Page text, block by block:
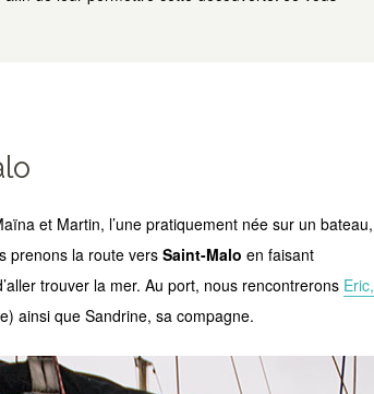
et Martin, l’une pratiquement née sur un bateau,
prenons la route versSaint-Malo en faisant
trouver la mer. Au port, nous rencontrerons Eric,
ainsi que Sandrine, sa compagne.